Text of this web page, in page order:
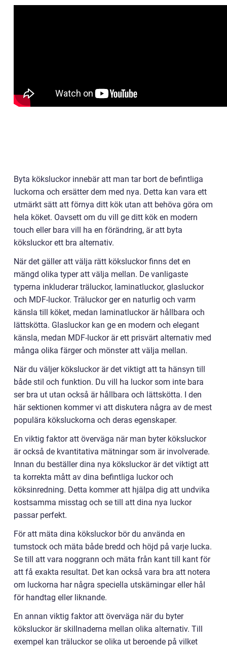
Byta köksluckor innebär att man tar bort de befintliga
luckorna och ersätter dem med nya. Detta kan vara ett
utmärkt sätt att förnya ditt kök utan att behöva göra om
hela köket. Oavsett om du vill ge ditt kök en modern
touch eller bara vill ha en förändring, är att byta
köksluckor ett bra alternativ.
När det gäller att välja rätt köksluckor finns det en
mängd olika typer att välja mellan. De vanligaste
typerna inkluderar träluckor, laminatluckor, glasluckor
och MDF-luckor. Träluckor ger en naturlig och varm
känsla till köket, medan laminatluckor är hållbara och
lättskötta. Glasluckor kan ge en modern och elegant
känsla, medan MDF-luckor är ett prisvärt alternativ med
många olika färger och mönster att välja mellan.
När du väljer köksluckor är det viktigt att ta hänsyn till
både stil och funktion. Du vill ha luckor som inte bara
ser bra ut utan också är hållbara och lättskötta. I den
här sektionen kommer vi att diskutera några av de mest
populära köksluckorna och deras egenskaper.
En viktig faktor att överväga när man byter köksluckor
är också de kvantitativa mätningar som är involverade.
Innan du beställer dina nya köksluckor är det viktigt att
ta korrekta mått av dina befintliga luckor och
köksinredning. Detta kommer att hjälpa dig att undvika
kostsamma misstag och se till att dina nya luckor
passar perfekt.
För att mäta dina köksluckor bör du använda en
tumstock och mäta både bredd och höjd på varje lucka.
Se till att vara noggrann och mäta från kant till kant för
att få exakta resultat. Det kan också vara bra att notera
om luckorna har några speciella utskärningar eller hål
för handtag eller liknande.
En annan viktig faktor att överväga när du byter
köksluckor är skillnaderna mellan olika alternativ. Till
exempel kan träluckor se olika ut beroende på vilket